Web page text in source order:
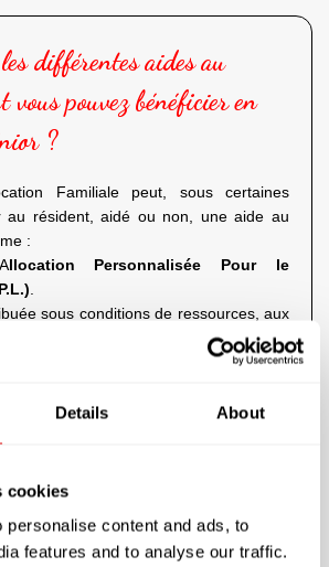
Details About
cookies
personalise content and ads, to
features and to analyse our traffic.
différentes aides au
vous pouvez bénéficier en
?
Familiale peut, sous certaines
au résident, aidé ou non, une aide au
:
llocation Personnalisée Pour le
.
sous conditions de ressources, aux
logement sous réserve qu’une
ait été signée entre le bailleur (à
Cette aide est directement versée à
situation familiale du résident (marié,
seule, il peut varier de292 € à 399 €.
logement: